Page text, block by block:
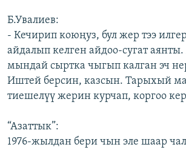
Б.Увалиев:
- Кечирип коюңуз, бул жер тээ
айдалып келген айдоо-сугат
мындай сыртка чыгып калган эч
Иштей берсин, казсын. Тарыхый
тиешелүү жерин курчап, коргоо
“Азаттык”:
1976-жылдан бери чын эле шаар